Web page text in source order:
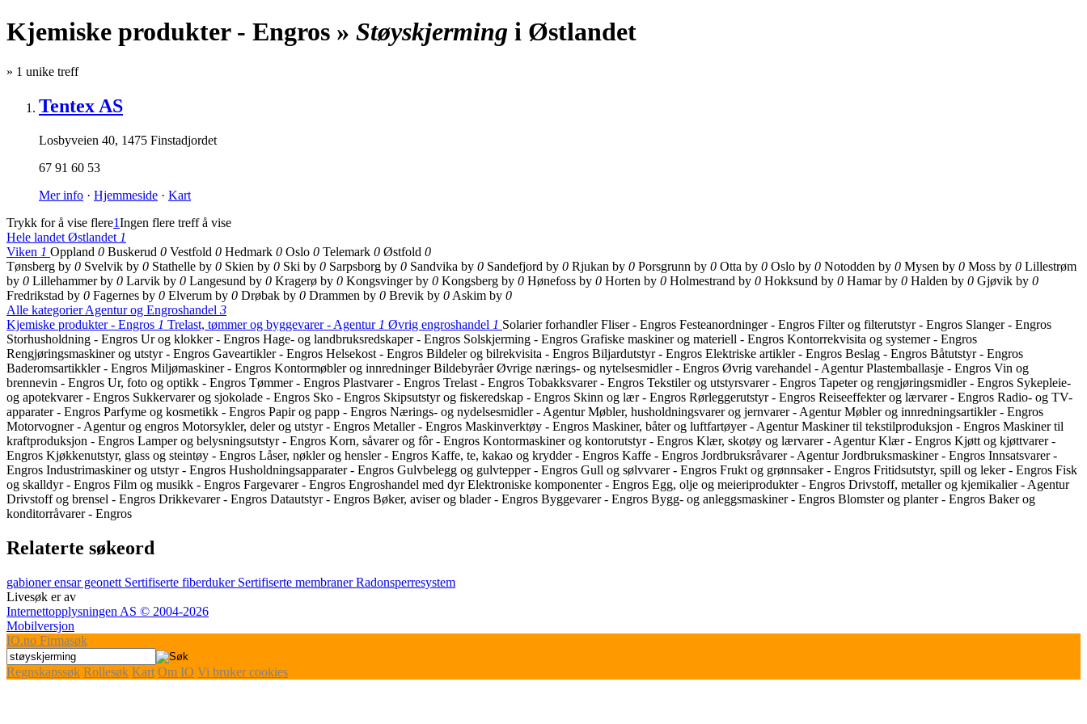
Kjemiske produkter - Engros » Støyskjerming i Østlandet
» 1 unike treff
Tentex AS
Losbyveien 40, 1475 Finstadjordet
67 91 60 53
Mer info · Hjemmeside · Kart
Trykk for å vise flere1Ingen flere treff å vise
Hele landet Østlandet 1
Viken 1 Oppland 0 Buskerud 0 Vestfold 0 Hedmark 0 Oslo 0 Telemark 0 Østfold 0
Tønsberg by 0 Svelvik by 0 Stathelle by 0 Skien by 0 Ski by 0 Sarpsborg by 0 Sandvika by 0 Sandefjord by 0 Rjukan by 0 Porsgrunn by 0 Otta by 0 Oslo by 0 Notodden by 0 Mysen by 0 Moss by 0 Lillestrøm
by 0 Lillehammer by 0 Larvik by 0 Langesund by 0 Kragerø by 0 Kongsvinger by 0 Kongsberg by 0 Hønefoss by 0 Horten by 0 Holmestrand by 0 Hokksund by 0 Hamar by 0 Halden by 0 Gjøvik by 0
Fredrikstad by 0 Fagernes by 0 Elverum by 0 Drøbak by 0 Drammen by 0 Brevik by 0 Askim by 0
Alle kategorierAgentur og Engroshandel 3
Kjemiske produkter - Engros 1 Trelast, tømmer og byggevarer - Agentur 1 Øvrig engroshandel 1 Solarier forhandlerFliser - Engros Festeanordninger - Engros Filter og filterutstyr - Engros Slanger - Engros
Storhusholdning - Engros Ur og klokker - Engros Hage- og landbruksredskaper - Engros Solskjerming - Engros Grafiske maskiner og materiell - Engros Kontorrekvisita og systemer - Engros
Rengjøringsmaskiner og utstyr - Engros Gaveartikler - Engros Helsekost - Engros Bildeler og bilrekvisita - Engros Biljardutstyr - Engros Elektriske artikler - Engros Beslag - Engros Båtutstyr - Engros
Baderomsartikkler - Engros Miljømaskiner - Engros Kontormøbler og innredningerBildebyråerØvrige nærings- og nytelsesmidler - Engros Øvrig varehandel - AgenturPlastemballasje - Engros Vin og
brennevin - Engros Ur, foto og optikk - Engros Tømmer - Engros Plastvarer - Engros Trelast - Engros Tobakksvarer - Engros Tekstiler og utstyrsvarer - Engros Tapeter og rengjøringsmidler - Engros Sykepleie-
og apotekvarer - Engros Sukkervarer og sjokolade - Engros Sko - Engros Skipsutstyr og fiskeredskap - Engros Skinn og lær - Engros Rørleggerutstyr - Engros Reiseeffekter og lærvarer - Engros Radio- og TV-
apparater - Engros Parfyme og kosmetikk - Engros Papir og papp - Engros Nærings- og nydelsesmidler - AgenturMøbler, husholdningsvarer og jernvarer - AgenturMøbler og innredningsartikler - Engros
Motorvogner - Agentur og engros Motorsykler, deler og utstyr - Engros Metaller - Engros Maskinverktøy - Engros Maskiner, båter og luftfartøyer - AgenturMaskiner til tekstilproduksjon - Engros Maskiner til
kraftproduksjon - Engros Lamper og belysningsutstyr - Engros Korn, såvarer og fôr - Engros Kontormaskiner og kontorutstyr - Engros Klær, skotøy og lærvarer - AgenturKlær - Engros Kjøtt og kjøttvarer -
Engros Kjøkkenutstyr, glass og steintøy - Engros Låser, nøkler og hensler - Engros Kaffe, te, kakao og krydder - Engros Kaffe - Engros Jordbruksråvarer - AgenturJordbruksmaskiner - Engros Innsatsvarer -
Engros Industrimaskiner og utstyr - Engros Husholdningsapparater - Engros Gulvbelegg og gulvtepper - Engros Gull og sølvvarer - Engros Frukt og grønnsaker - Engros Fritidsutstyr, spill og leker - Engros Fisk
og skalldyr - Engros Film og musikk - Engros Fargevarer - Engros Engroshandel med dyrElektroniske komponenter - Engros Egg, olje og meieriprodukter - Engros Drivstoff, metaller og kjemikalier - Agentur
Drivstoff og brensel - Engros Drikkevarer - Engros Datautstyr - Engros Bøker, aviser og blader - Engros Byggevarer - Engros Bygg- og anleggsmaskiner - Engros Blomster og planter - Engros Baker og
konditorråvarer - Engros
Relaterte søkeord
gabionerensar geonett Sertifiserte fiberduker Sertifiserte membranerRadonsperresystem
Livesøk er av
Internettopplysningen AS © 2004-2026
Mobilversjon
IO.no Firmasøk
Regnskapssøk Rollesøk Kart Om IO Vi bruker cookies